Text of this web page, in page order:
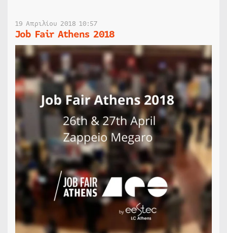
19 Απριλίου 2018 10:57
Job Fair Athens 2018